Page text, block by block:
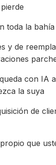
toda la bahía
y de
con IA
la suya
de
que